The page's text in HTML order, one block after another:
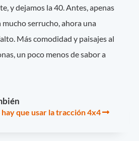
y dejamos la 40. Antes, apenas
mucho serrucho, ahora una
Más comodidad y paisajes al
un poco menos de sabor a
que usar la tracción 4x4